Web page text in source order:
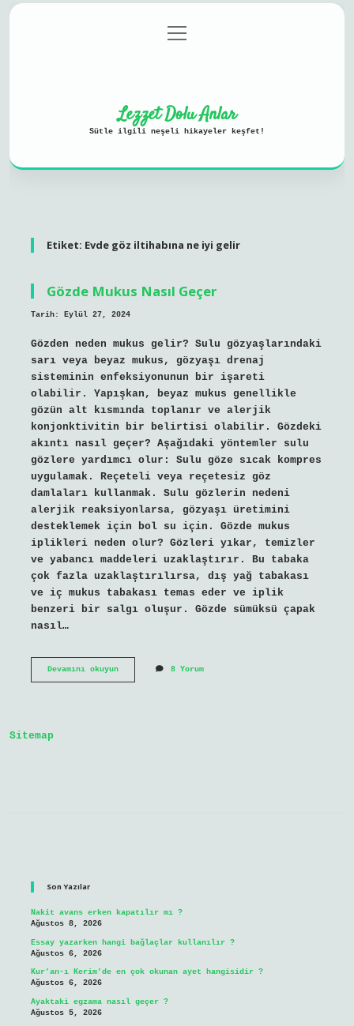
Gizlilik Politikası
menüyü
aç
Lezzet Dolu Anlar
Sütle ilgili neşeli hikayeler keşfet!
Etiket: Evde göz iltihabına ne iyi gelir
Gözde Mukus Nasıl Geçer
Tarih: Eylül 27, 2024
Gözden neden mukus gelir? Sulu gözyaşlarındaki
sarı veya beyaz mukus, gözyaşı drenaj
sisteminin enfeksiyonunun bir işareti
olabilir. Yapışkan, beyaz mukus genellikle
gözün alt kısmında toplanır ve alerjik
konjonktivitin bir belirtisi olabilir. Gözdeki
akıntı nasıl geçer? Aşağıdaki yöntemler sulu
gözlere yardımcı olur: Sulu göze sıcak kompres
uygulamak. Reçeteli veya reçetesiz göz
damlaları kullanmak. Sulu gözlerin nedeni
alerjik reaksiyonlarsa, gözyaşı üretimini
desteklemek için bol su için. Gözde mukus
iplikleri neden olur? Gözleri yıkar, temizler
ve yabancı maddeleri uzaklaştırır. Bu tabaka
çok fazla uzaklaştırılırsa, dış yağ tabakası
ve iç mukus tabakası temas eder ve iplik
benzeri bir salgı oluşur. Gözde sümüksü çapak
nasıl…
Devamını okuyunGözde
8 Yorum
Sitemap
Son Yazılar
Nakit avans erken kapatılır mı ?
Ağustos 8, 2026
Essay yazarken hangi bağlaçlar kullanılır ?
Ağustos 6, 2026
Kur’an-ı Kerim’de en çok okunan ayet hangisidir ?
Ağustos 6, 2026
Ayaktaki egzama nasıl geçer ?
Ağustos 5, 2026